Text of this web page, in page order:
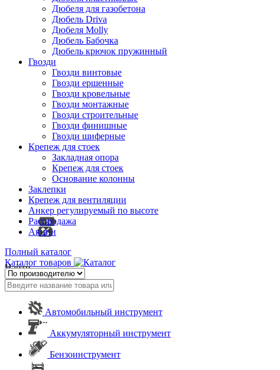
Дюбеля для газобетона
Дюбель Driva
Дюбеля Molly
Дюбель Бабочка
Дюбель крючок пружинный
Гвозди
Гвозди винтовые
Гвозди ершенные
Гвозди кровельные
Гвозди монтажные
Гвозди строительные
Гвозди финишные
Гвозди шиферные
Крепеж для стоек
Закладная опора
Крепеж для стоек
Основание колонны
Заклепки
Крепеж для вентиляции
Анкер регулируемый по высоте
Распродажа
Акции
Полный каталог
Каталог товаров
Найти
Автомобильный инструмент
Аккумуляторный инструмент
Бензоинструмент